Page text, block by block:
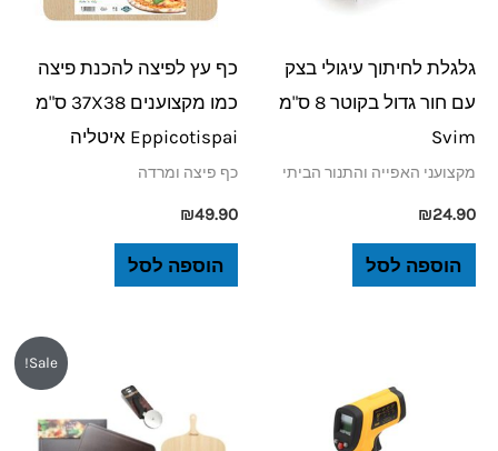
גלגלת לחיתוך עיגולי בצק
עם חור גדול בקוטר 8 ס"מ
Svim
מקצועני האפייה והתנור הביתי
₪24.90
הוספה לסל
כף עץ לפיצה להכנת פיצה
כמו מקצוענים 37X38 ס"מ
Eppicotispai איטליה
כף פיצה ומרדה
₪49.90
הוספה לסל
Sale!
₪349.
הוא:
₪299.